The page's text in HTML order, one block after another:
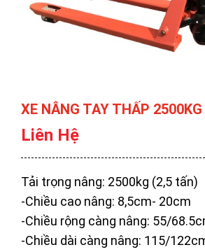
XE NÂNG TAY THẤP
Liên Hệ
Tải trọng nâng: 2500kg (2,5 tấn)
-Chiều cao nâng: 8,5cm- 20cm
-Chiều rộng càng nâng: 55/
-Chiều dài càng nâng: 115/